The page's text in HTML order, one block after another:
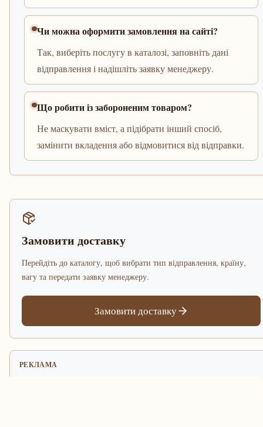
Чи можна оформити замовлення на сайті?
Так, виберіть послугу в каталозі, заповніть дані
відправлення і надішліть заявку менеджеру.
Що робити із забороненим товаром?
Не маскувати вміст, а підібрати інший спосіб,
замінити вкладення або відмовитися від відправки.
Замовити доставку
Перейдіть до каталогу, щоб вибрати тип відправлення, країну,
вагу та передати заявку менеджеру.
Замовити доставку
РЕКЛАМА